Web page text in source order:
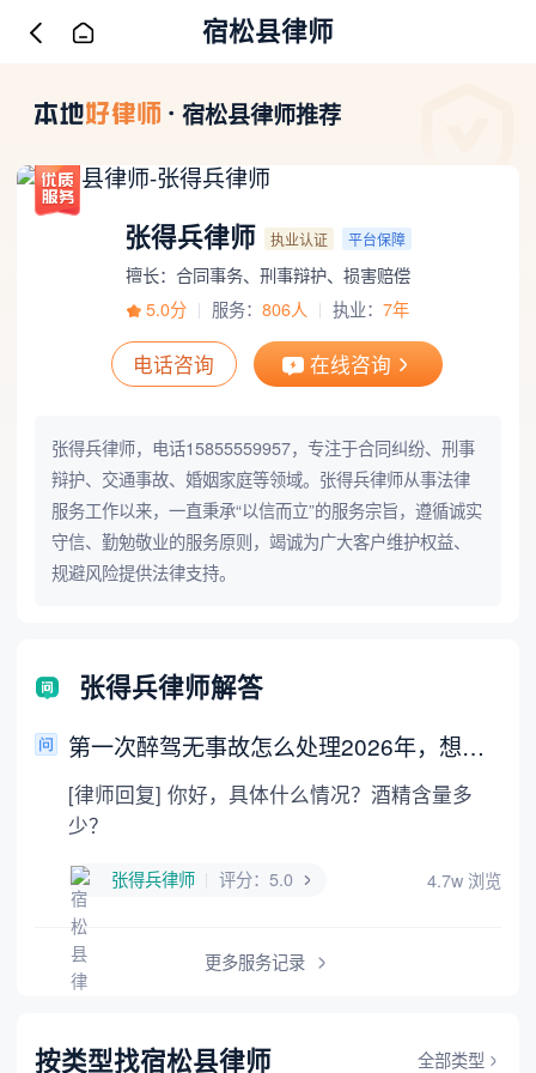
宿松县律师
宿松县律师推荐
张得兵律师 执业认证 平台保障
擅长：合同事务、刑事辩护、损害赔偿
5.0分
服务：806人 执业：7年
电话咨询 在线咨询
张得兵律师，电话15855559957，专注于合同纠纷、刑事
辩护、交通事故、婚姻家庭等领域。张得兵律师从事法律
服务工作以来，一直秉承“以信而立”的服务宗旨，遵循诚实
守信、勤勉敬业的服务原则，竭诚为广大客户维护权益、
规避风险提供法律支持。
张得兵律师解答
第一次醉驾无事故怎么处理2026年，想了解：醉驾如何补救不影响自身权益？
[律师回复] 你好，具体什么情况？酒精含量多
少？
张得兵律师 评分：5.0 4.7w 浏览
更多服务记录
全部类型
按类型找宿松县律师